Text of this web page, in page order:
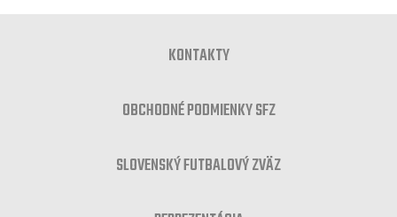
KONTAKTY
OBCHODNÉ PODMIENKY SFZ
SLOVENSKÝ FUTBALOVÝ ZVÄZ